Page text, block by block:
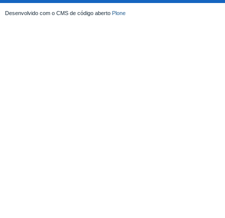
Desenvolvido com o CMS de código aberto Plone